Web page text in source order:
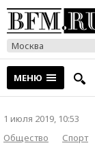
Москва
МЕНЮ
1 июля 2019, 10:53
Общество
Спорт